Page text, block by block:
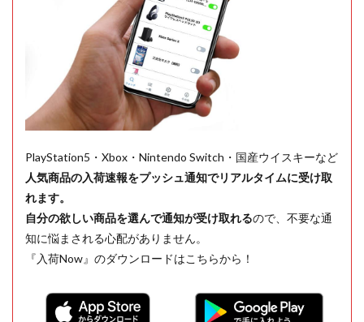
PlayStation5・Xbox・Nintendo Switch・国産ウイスキーなど
人気商品の入荷速報をプッシュ通知でリアルタイムに受け取
れます。
自分の欲しい商品を選んで通知が受け取れるので、不要な通
知に悩まされる心配がありません。
『入荷Now』のダウンロードはこちらから！